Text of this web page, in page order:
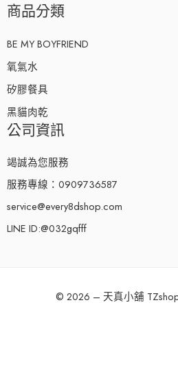
商品分類
BE MY BOYFRIEND
氧氣水
矽膠餐具
黑貓肉乾
公司資訊
竭誠為您服務
服務專線：0909736587
service@every8dshop.com
LINE ID:@032gqfff
© 2026 – 天真小舖